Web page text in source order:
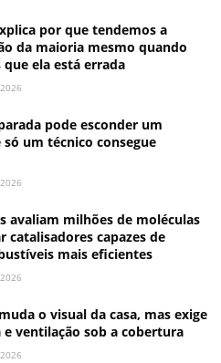
por que tendemos a
da maioria mesmo quando
ela está errada
pode esconder um
um técnico consegue
avaliam milhões de moléculas
catalisadores capazes de
mais eficientes
o visual da casa, mas exige
e ventilação sob a cobertura